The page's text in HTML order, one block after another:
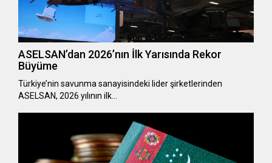
ASELSAN’dan 2026’nın İlk Yarısında Rekor
Büyüme
Türkiye’nin savunma sanayisindeki lider şirketlerinden
ASELSAN, 2026 yılının ilk…